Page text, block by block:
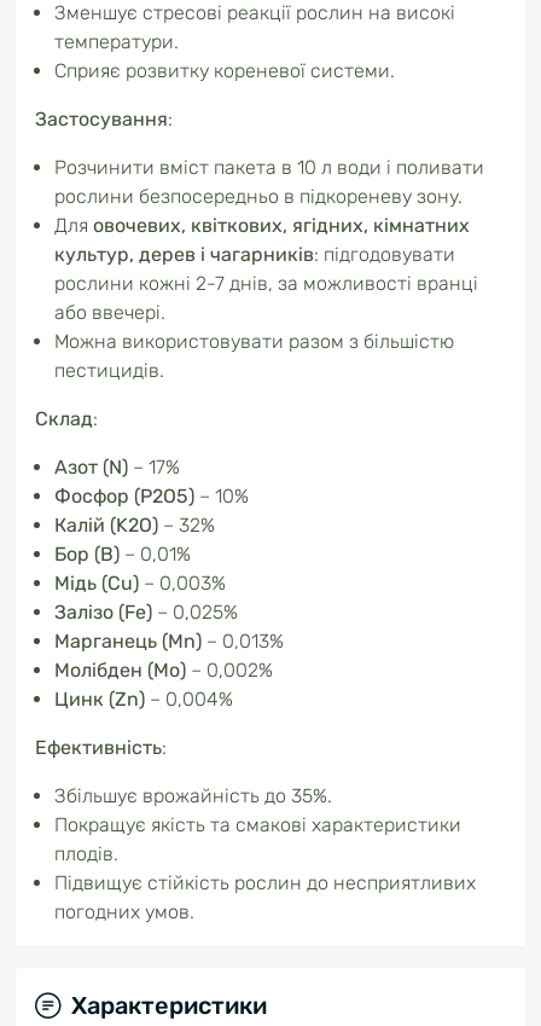
Зменшує стресові реакції рослин на високі
температури.
Сприяє розвитку кореневої системи.
Застосування:
Розчинити вміст пакета в 10 л води і поливати
рослини безпосередньо в підкореневу зону.
Для овочевих, квіткових, ягідних, кімнатних
культур, дерев і чагарників: підгодовувати
рослини кожні 2-7 днів, за можливості вранці
або ввечері.
Можна використовувати разом з більшістю
пестицидів.
Склад:
Азот (N) – 17%
Фосфор (P2O5) – 10%
Калій (K2O) – 32%
Бор (B) – 0,01%
Мідь (Cu) – 0,003%
Залізо (Fe) – 0,025%
Марганець (Mn) – 0,013%
Молібден (Mo) – 0,002%
Цинк (Zn) – 0,004%
Ефективність:
Збільшує врожайність до 35%.
Покращує якість та смакові характеристики
плодів.
Підвищує стійкість рослин до несприятливих
погодних умов.
Характеристики